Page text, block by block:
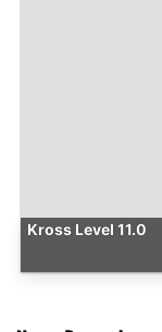
Kross Level 11.0